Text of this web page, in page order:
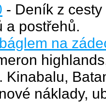
- Deník z
a postřehů.
na
Kinabalu,
náklady,